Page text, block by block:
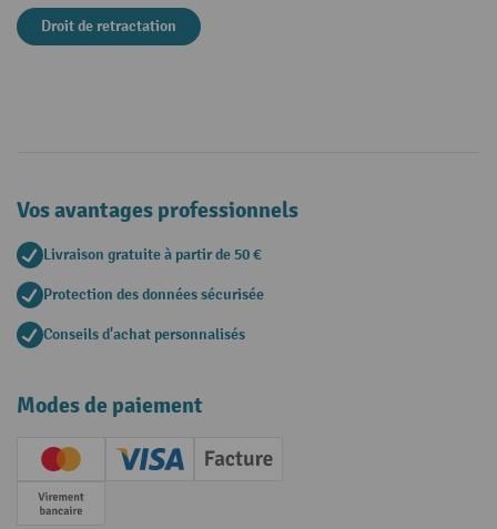
Droit de retractation
Vos avantages professionnels
Livraison gratuite à partir de 50 €
Protection des données sécurisée
Conseils d'achat personnalisés
Modes de paiement
Creditcard (Master)Creditcard (Visa)
Facture
Paiement anticipé